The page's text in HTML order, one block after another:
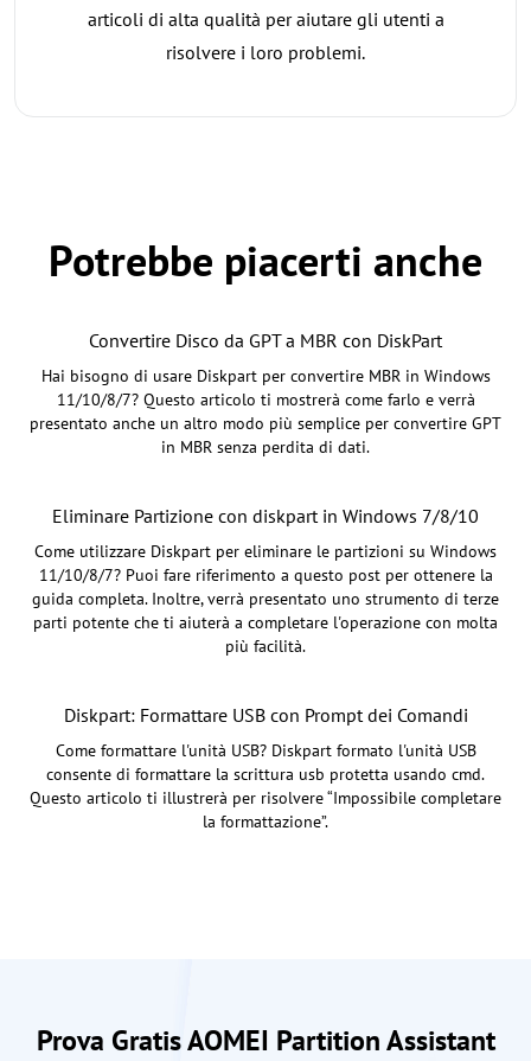
articoli di alta qualità per aiutare gli utenti a
risolvere i loro problemi.
Potrebbe piacerti anche
Convertire Disco da GPT a MBR con DiskPart
Hai bisogno di usare Diskpart per convertire MBR in Windows
11/10/8/7? Questo articolo ti mostrerà come farlo e verrà
presentato anche un altro modo più semplice per convertire GPT
in MBR senza perdita di dati.
Eliminare Partizione con diskpart in Windows 7/8/10
Come utilizzare Diskpart per eliminare le partizioni su Windows
11/10/8/7? Puoi fare riferimento a questo post per ottenere la
guida completa. Inoltre, verrà presentato uno strumento di terze
parti potente che ti aiuterà a completare l'operazione con molta
più facilità.
Diskpart: Formattare USB con Prompt dei Comandi
Come formattare l'unità USB? Diskpart formato l'unità USB
consente di formattare la scrittura usb protetta usando cmd.
Questo articolo ti illustrerà per risolvere “Impossibile completare
la formattazione”.
Prova Gratis AOMEI Partition Assistant